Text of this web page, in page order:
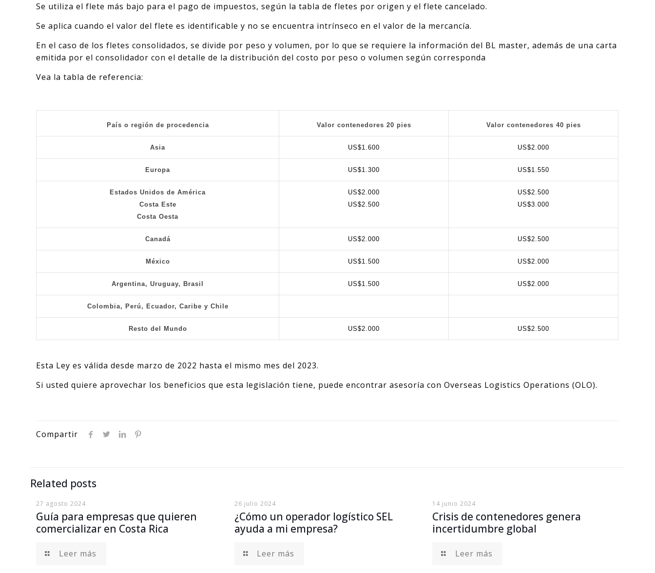
Se utiliza el flete más bajo para el pago de impuestos, según la tabla de fletes por origen y el flete cancelado.
Se aplica cuando el valor del flete es identificable y no se encuentra intrínseco en el valor de la mercancía.
En el caso de los fletes consolidados, se divide por peso y volumen, por lo que se requiere la información del BL master, además de una carta
emitida por el consolidador con el detalle de la distribución del costo por peso o volumen según corresponda
Vea la tabla de referencia:
País o región de procedencia Valor contenedores 20 pies Valor contenedores 40 pies
Asia US$1.600 US$2.000
Europa US$1.300 US$1.550
Estados Unidos de América
Costa Este
Costa Oesta
US$2.000
US$2.500
US$2.500
US$3.000
Canadá US$2.000 US$2.500
México US$1.500 US$2.000
Argentina, Uruguay, Brasil US$1.500 US$2.000
Colombia, Perú, Ecuador, Caribe y Chile
Resto del Mundo US$2.000 US$2.500
Esta Ley es válida desde marzo de 2022 hasta el mismo mes del 2023.
Si usted quiere aprovechar los beneficios que esta legislación tiene, puede encontrar asesoría con Overseas Logistics Operations (OLO).
Compartir
Related posts
27 agosto 2024
Guía para empresas que quieren
comercializar en Costa Rica
Leer más
26 julio 2024
¿Cómo un operador logístico SEL
ayuda a mi empresa?
Leer más
14 junio 2024
Crisis de contenedores genera
incertidumbre global
Leer más